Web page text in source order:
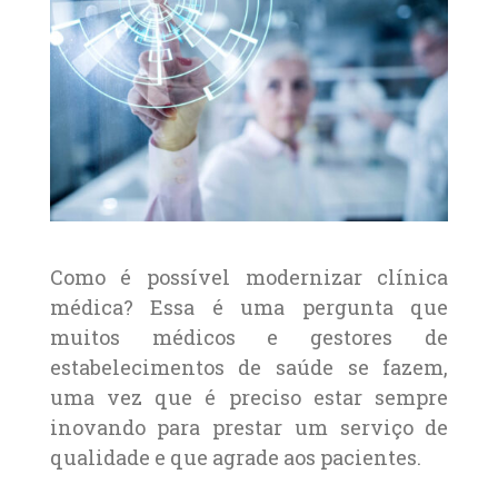
Como é possível modernizar clínica
médica? Essa é uma pergunta que
muitos médicos e gestores de
estabelecimentos de saúde se fazem,
uma vez que é preciso estar sempre
inovando para prestar um serviço de
qualidade e que agrade aos pacientes.